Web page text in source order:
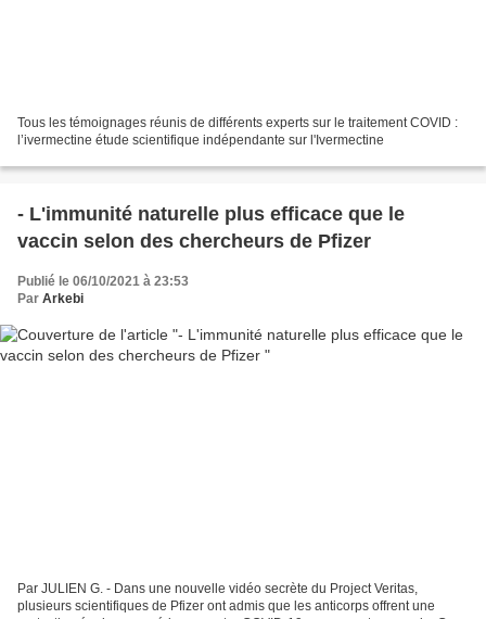
Tous les témoignages réunis de différents experts sur le traitement COVID :
l’ivermectine étude scientifique indépendante sur l'Ivermectine
- L'immunité naturelle plus efficace que le
vaccin selon des chercheurs de Pfizer
Publié le 06/10/2021 à 23:53
Par Arkebi
Par JULIEN G. - Dans une nouvelle vidéo secrète du Project Veritas,
plusieurs scientifiques de Pfizer ont admis que les anticorps offrent une